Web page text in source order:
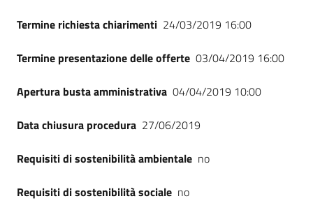
Termine richiesta chiarimenti 24/03/2019 16:00
Termine presentazione delle offerte 03/04/2019 16:00
Apertura busta amministrativa 04/04/2019 10:00
Data chiusura procedura 27/06/2019
Requisiti di sostenibilità ambientale no
Requisiti di sostenibilità sociale no